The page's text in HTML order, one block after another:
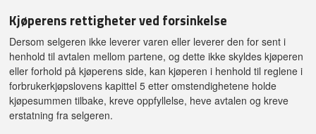
Kjøperens rettigheter ved forsinkelse
Dersom selgeren ikke leverer varen eller leverer den for sent i
henhold til avtalen mellom partene, og dette ikke skyldes kjøperen
eller forhold på kjøperens side, kan kjøperen i henhold til reglene i
forbrukerkjøpslovens kapittel 5 etter omstendighetene holde
kjøpesummen tilbake, kreve oppfyllelse, heve avtalen og kreve
erstatning fra selgeren.